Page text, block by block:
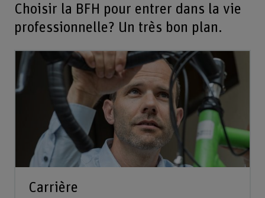
Choisir la BFH pour entrer dans la vie
professionnelle? Un très bon plan.
Carrière